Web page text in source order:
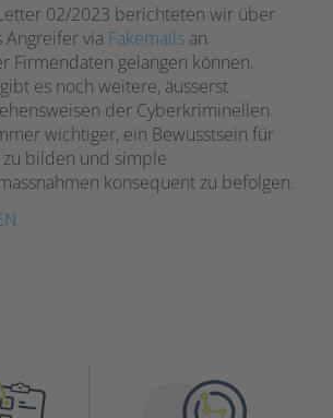
02/2023 berichteten wir über
Angreifer via Fakemails an
Firmendaten gelangen können.
es noch weitere, äusserst
der Cyberkriminellen.
wichtiger, ein Bewusstsein für
bilden und simple
konsequent zu befolgen.